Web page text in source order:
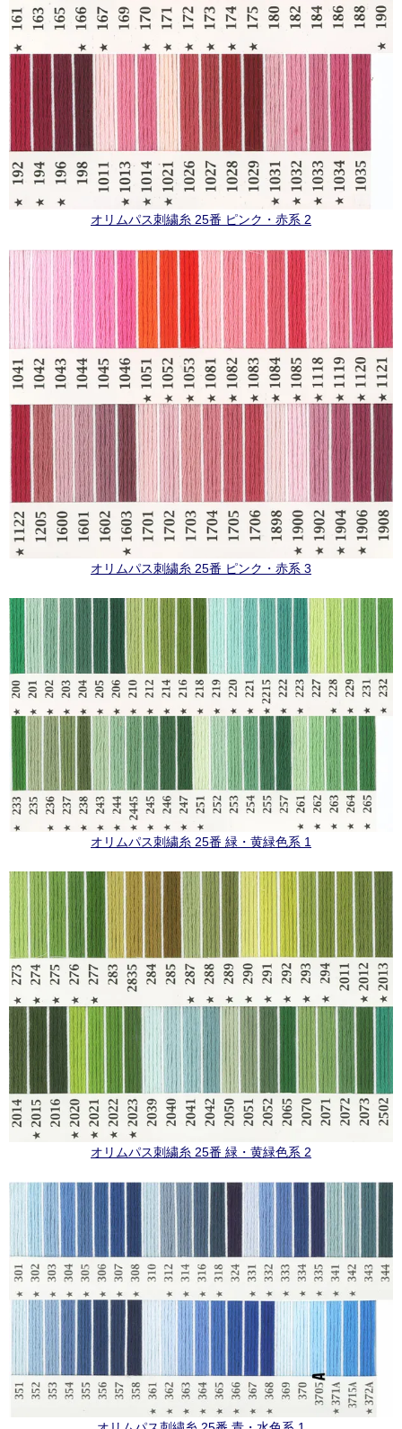
オリムパス刺繍糸 25番 ピンク・赤系 2
オリムパス刺繍糸 25番 ピンク・赤系 3
オリムパス刺繍糸 25番 緑・黄緑色系 1
オリムパス刺繍糸 25番 緑・黄緑色系 2